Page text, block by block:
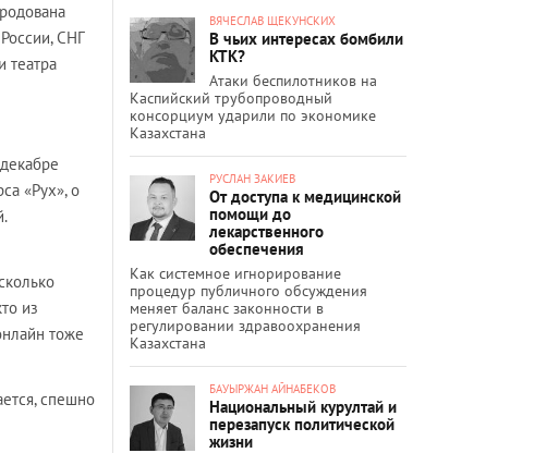
СНГ
театра
«Рух», о
из
тоже
спешно
ВЯЧЕСЛАВ ЩЕКУНСКИХ
В чьих интересах бомбили
КТК?
Атаки беспилотников на
Каспийский трубопроводный
консорциум ударили по экономике
Казахстана
РУСЛАН ЗАКИЕВ
От доступа к медицинской
помощи до
лекарственного
обеспечения
Как системное игнорирование
процедур публичного обсуждения
меняет баланс законности в
регулировании здравоохранения
Казахстана
БАУЫРЖАН АЙНАБЕКОВ
Национальный курултай и
перезапуск политической
жизни